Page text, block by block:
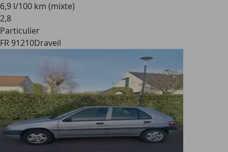
6,9 l/100 km (mixte)
2,8
Particulier
FR 91210Draveil